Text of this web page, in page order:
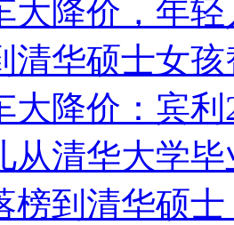
大降价，年
清华硕士女
大降价：宾
从清华大学
榜到清华硕